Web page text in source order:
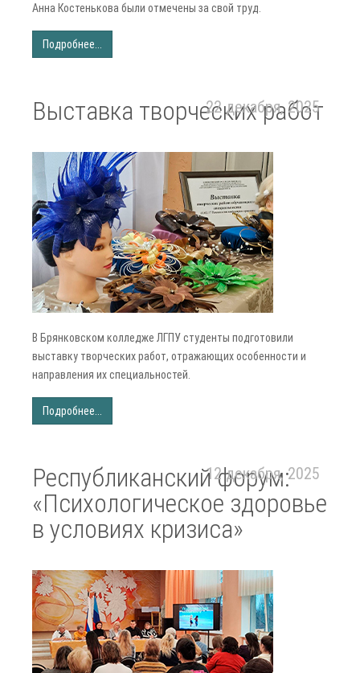
Анна Костенькова были отмечены за свой труд.
Подробнее...
Выставка творческих работ
22 декабря, 2025
В Брянковском колледже ЛГПУ студенты подготовили
выставку творческих работ, отражающих особенности и
направления их специальностей.
Подробнее...
Республиканский форум:
«Психологическое здоровье
в условиях кризиса»
12 декабря, 2025